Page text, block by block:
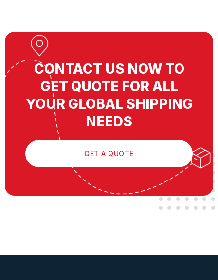
CONTACT US NOW TO
GET QUOTE FOR ALL
YOUR GLOBAL SHIPPING
NEEDS
GET A QUOTE